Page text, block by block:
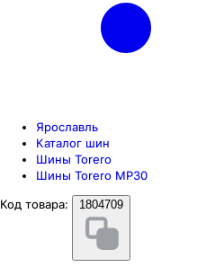
Ярославль
Каталог шин
Шины Torero
Шины Torero MP30
Код товара:
1804709